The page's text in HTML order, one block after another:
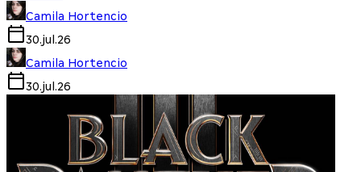
Camila Hortencio
30.jul.26
Camila Hortencio
30.jul.26